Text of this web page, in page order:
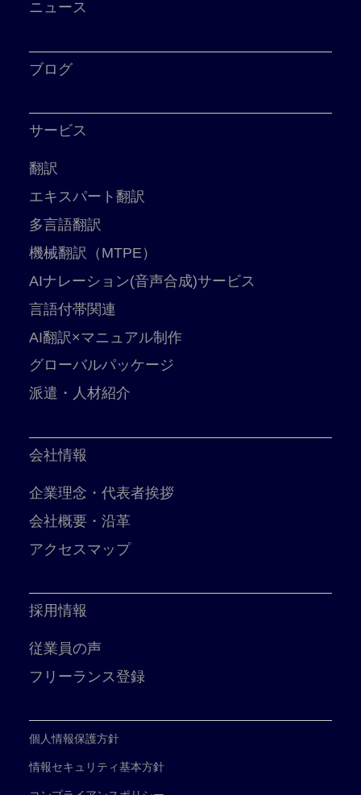
ニュース
ブログ
サービス
翻訳
エキスパート翻訳
多言語翻訳
機械翻訳（MTPE）
AIナレーション(音声合成)サービス
言語付帯関連
AI翻訳×マニュアル制作
グローバルパッケージ
派遣・人材紹介
会社情報
企業理念・代表者挨拶
会社概要・沿革
アクセスマップ
採用情報
従業員の声
フリーランス登録
個人情報保護方針
情報セキュリティ基本方針